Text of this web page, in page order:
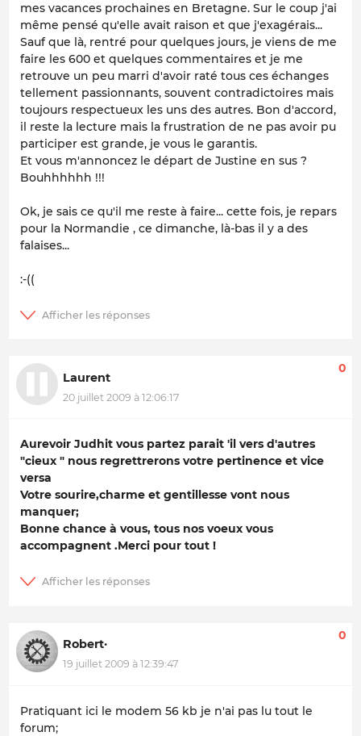
mes vacances prochaines en Bretagne. Sur le coup j'ai
même pensé qu'elle avait raison et que j'exagérais...
Sauf que là, rentré pour quelques jours, je viens de me
faire les 600 et quelques commentaires et je me
retrouve un peu marri d'avoir raté tous ces échanges
tellement passionnants, souvent contradictoires mais
toujours respectueux les uns des autres. Bon d'accord,
il reste la lecture mais la frustration de ne pas avoir pu
participer est grande, je vous le garantis.
Et vous m'annoncez le départ de Justine en sus ?
Bouhhhhhh !!!
Ok, je sais ce qu'il me reste à faire... cette fois, je repars
pour la Normandie , ce dimanche, là-bas il y a des
falaises...
:-((
Laurent
20 juillet 2009 à 12:06:17
0
Aurevoir Judhit vous partez parait 'il vers d'autres
"cieux " nous regrettrerons votre pertinence et vice
versa
Votre sourire,charme et gentillesse vont nous
manquer;
Bonne chance à vous, tous nos voeux vous
accompagnent .Merci pour tout !
Robert·
19 juillet 2009 à 12:39:47
0
Pratiquant ici le modem 56 kb je n'ai pas lu tout le
forum;